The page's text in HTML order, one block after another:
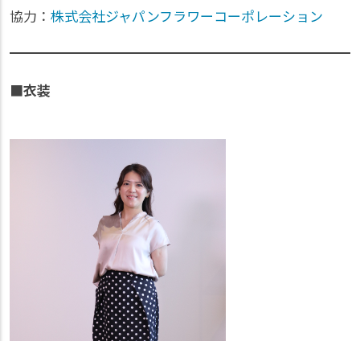
協力： 株式会社ジャパンフラワーコーポレーション
■衣装